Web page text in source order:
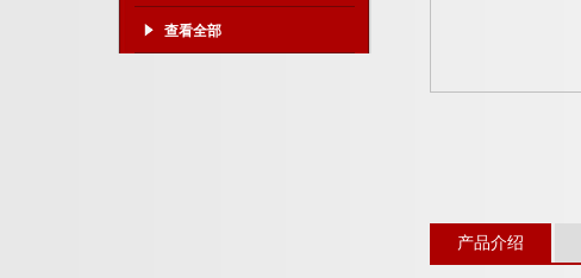
查看全部
产品介绍